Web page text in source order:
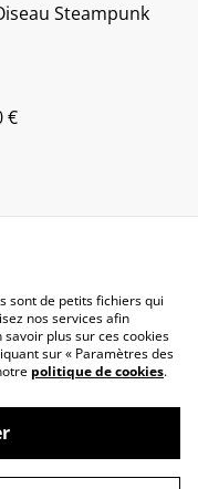
Steampunk
€
de
générales
sont de petits fichiers qui
nos services afin
plus sur ces cookies
sur « Paramètres des
politique de cookies.